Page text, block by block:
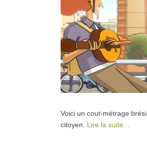
Voici un cout-métrage
citoyen. Lire la suite…